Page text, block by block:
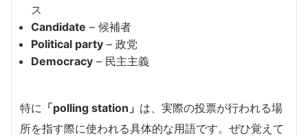
ス
Candidate – 候補者
Political party – 政党
Democracy – 民主主義
特に 「polling station」 は、実際の投票が行われる場
所を指す際に使われる具体的な用語です。ぜひ覚えて